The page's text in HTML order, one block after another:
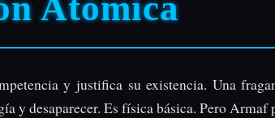
y justifica su existencia. Una
y desaparecer. Es física básica. Pero Armaf